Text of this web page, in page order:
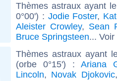
Thèmes astraux ayant
0°00') : Jodie Foster,
Aleister Crowley, Sean
Bruce Springsteen...
Thèmes astraux ayant
(orbe 0°15') : Ariana
Lincoln, Novak Djokovic